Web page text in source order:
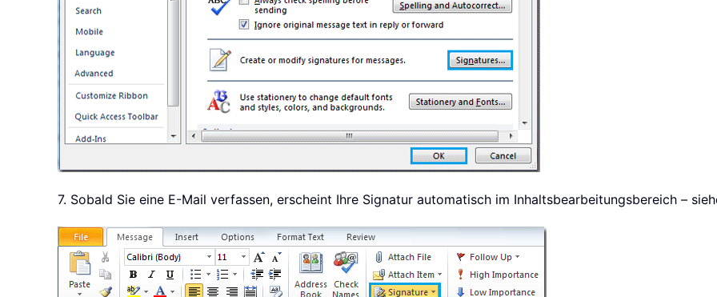
7. Sobald Sie eine E-Mail verfassen, erscheint Ihre Signatur automatisch im Inhaltsbearbeitungsbereich –